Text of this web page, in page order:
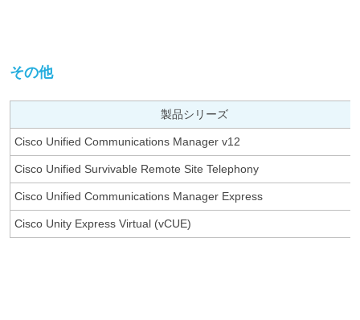
その他
製品シリーズ
Cisco Unified Communications Manager v12
Cisco Unified Survivable Remote Site Telephony
Cisco Unified Communications Manager Express
Cisco Unity Express Virtual (vCUE)